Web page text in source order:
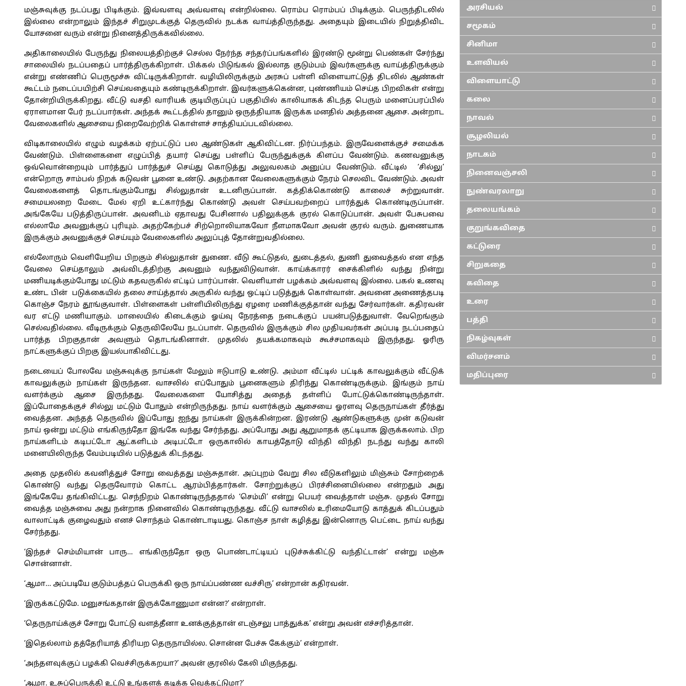
மஞ்சுவுக்கு நடப்பது பிடிக்கும். இவ்வளவு அவ்வளவு என்றில்லை. ரொம்ப ரொம்பப் பிடிக்கும். பெருந்திடலில்
இல்லை என்றாலும் இந்தச் சிறுமுடக்குத் தெருவில் நடக்க வாய்த்திருந்தது. அதையும் இடையில் நிறுத்திவிட
யோசனை வரும் என்று நினைத்திருக்கவில்லை.
அதிகாலையில் பேருந்து நிலையத்திற்குச் செல்ல நேர்ந்த சந்தர்ப்பங்களில் இரண்டு மூன்று பெண்கள் சேர்ந்து
சாலையில் நடப்பதைப் பார்த்திருக்கிறாள். பிக்கல் பிடுங்கல் இல்லாத குடும்பம் இவர்களுக்கு வாய்த்திருக்கும்
என்று எண்ணிப் பெருமூச்சு விட்டிருக்கிறாள். வழியிலிருக்கும் அரசுப் பள்ளி விளையாட்டுத் திடலில் ஆண்கள்
கூட்டம் நடைப்பயிற்சி செய்வதையும் கண்டிருக்கிறாள். இவர்களுக்கென்ன, புண்ணியம் செய்த பிறவிகள் என்று
தோன்றியிருக்கிறது. வீட்டு வசதி வாரியக் குடியிருப்புப் பகுதியில் காலியாகக் கிடந்த பெரும் மனைப்பரப்பில்
ஏராளமான பேர் நடப்பார்கள். அந்தக் கூட்டத்தில் தானும் ஒருத்தியாக இருக்க மனதில் அத்தனை ஆசை. அன்றாட
வேலைகளில் ஆசையை நிறைவேற்றிக் கொள்ளச் சாத்தியப்படவில்லை.
விடிகாலையில் எழும் வழக்கம் ஏற்பட்டுப் பல ஆண்டுகள் ஆகிவிட்டன. நிர்ப்பந்தம். இருவேளைக்குச் சமைக்க
வேண்டும். பிள்ளைகளை எழுப்பித் தயார் செய்து பள்ளிப் பேருந்துக்குக் கிளப்ப வேண்டும். கணவனுக்கு
ஒவ்வொன்றையும் பார்த்துப் பார்த்துச் செய்து கொடுத்து அலுவலகம் அனுப்ப வேண்டும். வீட்டில் ‘சில்லு’
என்றொரு சாம்பல் நிறக் கடுவன் பூனை உண்டு. அதற்கான வேலைகளுக்கும் நேரம் செலவிட வேண்டும். அவள்
வேலைகளைத் தொடங்கும்போது சில்லுதான் உடனிருப்பான். கத்திக்கொண்டு காலைச் சுற்றுவான்.
சமையலறை மேடை மேல் ஏறி உட்கார்ந்து கொண்டு அவள் செய்பவற்றைப் பார்த்துக் கொண்டிருப்பான்.
அங்கேயே படுத்திருப்பான். அவனிடம் ஏதாவது பேசினால் பதிலுக்குக் குரல் கொடுப்பான். அவள் பேசுபவை
எல்லாமே அவனுக்குப் புரியும். அதற்கேற்பச் சிற்றொலியாகவோ நீளமாகவோ அவன் குரல் வரும். துணையாக
இருக்கும் அவனுக்குச் செய்யும் வேலைகளில் அலுப்புத் தோன்றுவதில்லை.
எல்லோரும் வெளியேறிய பிறகும் சில்லுதான் துணை. வீடு கூட்டுதல், துடைத்தல், துணி துவைத்தல் என எந்த
வேலை செய்தாலும் அவ்விடத்திற்கு அவனும் வந்துவிடுவான். காய்க்காரர் சைக்கிளில் வந்து நின்று
மணியடிக்கும்போது மட்டும் கதவருகில் எட்டிப் பார்ப்பான். வெளியாள் பழக்கம் அவ்வளவு இல்லை. பகல் உணவு
உண்ட பின் படுக்கையில் தலை சாய்த்தால் அருகில் வந்து ஒட்டிப் படுத்துக் கொள்வான். அவனை அணைத்தபடி
கொஞ்ச நேரம் தூங்குவாள். பிள்ளைகள் பள்ளியிலிருந்து ஏழரை மணிக்குத்தான் வந்து சேர்வார்கள். கதிரவன்
வர எட்டு மணியாகும். மாலையில் கிடைக்கும் ஓய்வு நேரத்தை நடைக்குப் பயன்படுத்துவாள். வேறெங்கும்
செல்வதில்லை. வீடிருக்கும் தெருவிலேயே நடப்பாள். தெருவில் இருக்கும் சில முதியவர்கள் அப்படி நடப்பதைப்
பார்த்த பிறகுதான் அவளும் தொடங்கினாள். முதலில் தயக்கமாகவும் கூச்சமாகவும் இருந்தது. ஓரிரு
நாட்களுக்குப் பிறகு இயல்பாகிவிட்டது.
நடையைப் போலவே மஞ்சுவுக்கு நாய்கள் மேலும் ஈடுபாடு உண்டு. அம்மா வீட்டில் பட்டிக் காவலுக்கும் வீட்டுக்
காவலுக்கும் நாய்கள் இருந்தன. வாசலில் எப்போதும் பூனைகளும் திரிந்து கொண்டிருக்கும். இங்கும் நாய்
வளர்க்கும் ஆசை இருந்தது. வேலைகளை யோசித்து அதைத் தள்ளிப் போட்டுக்கொண்டிருந்தாள்.
இப்போதைக்குச் சில்லு மட்டும் போதும் என்றிருந்தது. நாய் வளர்க்கும் ஆசையை ஓரளவு தெருநாய்கள் தீர்த்து
வைத்தன. அந்தத் தெருவில் இப்போது ஐந்து நாய்கள் இருக்கின்றன. இரண்டு ஆண்டுகளுக்கு முன் கடுவன்
நாய் ஒன்று மட்டும் எங்கிருந்தோ இங்கே வந்து சேர்ந்தது. அப்போது அது ஆறுமாதக் குட்டியாக இருக்கலாம். பிற
நாய்களிடம் கடிபட்டோ ஆட்களிடம் அடிபட்டோ ஒருகாலில் காயத்தோடு விந்தி விந்தி நடந்து வந்து காலி
மனையிலிருந்த வேம்படியில் படுத்துக் கிடந்தது.
அதை முதலில் கவனித்துச் சோறு வைத்தது மஞ்சுதான். அப்புறம் வேறு சில வீடுகளிலும் மிஞ்சும் சோற்றைக்
கொண்டு வந்து தெருவோரம் கொட்ட ஆரம்பித்தார்கள். சோற்றுக்குப் பிரச்சினையில்லை என்றதும் அது
இங்கேயே தங்கிவிட்டது. செந்நிறம் கொண்டிருந்ததால் ‘செம்மி’ என்று பெயர் வைத்தாள் மஞ்சு. முதல் சோறு
வைத்த மஞ்சுவை அது நன்றாக நினைவில் கொண்டிருந்தது. வீட்டு வாசலில் உரிமையோடு காத்துக் கிடப்பதும்
வாலாட்டிக் குழைவதும் எனச் சொந்தம் கொண்டாடியது. கொஞ்ச நாள் கழித்து இன்னொரு பெட்டை நாய் வந்து
சேர்ந்தது.
‘இந்தச் செம்மியான் பாரு… எங்கிருந்தோ ஒரு பொண்டாட்டியப் புடுச்சுக்கிட்டு வந்திட்டான்’ என்று மஞ்சு
சொன்னாள்.
‘ஆமா… அப்படியே குடும்பத்தப் பெருக்கி ஒரு நாய்ப்பண்ண வச்சிரு’ என்றான் கதிரவன்.
‘இருக்கட்டுமே. மனுசங்கதான் இருக்கோணுமா என்ன?’ என்றாள்.
‘தெருநாய்க்குச் சோறு போட்டு வளத்தீனா உனக்குத்தான் எடஞ்சலு பாத்துக்க’ என்று அவன் எச்சரித்தான்.
‘இதெல்லாம் தத்தேரியாத் திரியற தெருநாயில்ல. சொன்ன பேச்சு கேக்கும்’ என்றாள்.
‘அந்தளவுக்குப் பழக்கி வெச்சிருக்கறயா?’ அவன் குரலில் கேலி மிகுந்தது.
‘ஆமா. உசுப்பெருத்தி உட்டு உங்களக் கடிக்க வெக்கட்டுமா?’
அரசியல்
சமூகம்
சினிமா
உளவியல்
விளையாட்டு
கலை
நாவல்
சூழலியல்
நாடகம்
நினைவஞ்சலி
நுண்வரலாறு
தலையங்கம்
குறுங்கவிதை
கட்டுரை
சிறுகதை
கவிதை
உரை
பத்தி
நிகழ்வுகள்
விமர்சனம்
மதிப்புரை